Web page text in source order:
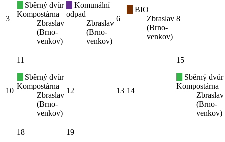
3
Sběrný dvůr
Kompostárna
Zbraslav
(Brno-
venkov)
Komunální
odpad
Zbraslav
(Brno-
venkov)
6
BIO
Zbraslav
(Brno-
venkov)
8
10
11
Sběrný dvůr
Kompostárna
Zbraslav
(Brno-
venkov)
12 13 14
15
Sběrný dvůr
Kompostárna
Zbraslav
(Brno-
venkov)
18
19